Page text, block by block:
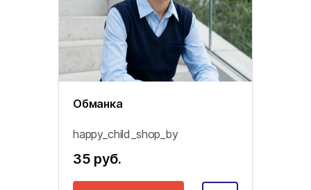
Обманка
happy_child_shop_by
35 руб.